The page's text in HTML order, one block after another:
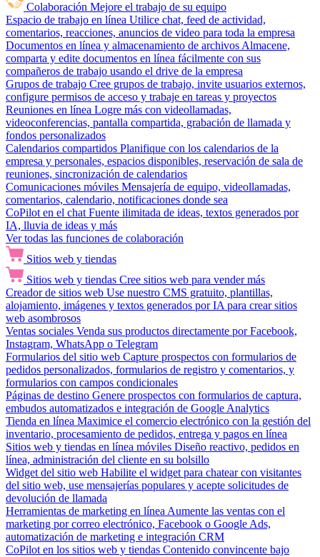
Colaboración Mejore el trabajo de su equipo
Espacio de trabajo en línea Utilice chat, feed de actividad,
comentarios, reacciones, anuncios de video para toda la empresa
Documentos en línea y almacenamiento de archivos Almacene,
comparta y edite documentos en línea fácilmente con sus
compañeros de trabajo usando el drive de la empresa
Grupos de trabajo Cree grupos de trabajo, invite usuarios externos,
configure permisos de acceso y trabaje en tareas y proyectos
Reuniones en línea Logre más con videollamadas,
videoconferencias, pantalla compartida, grabación de llamada y
fondos personalizados
Calendarios compartidos Planifique con los calendarios de la
empresa y personales, espacios disponibles, reservación de sala de
reuniones, sincronización de calendarios
Comunicaciones móviles Mensajería de equipo, videollamadas,
comentarios, calendario, notificaciones donde sea
CoPilot en el chat Fuente ilimitada de ideas, textos generados por
IA, lluvia de ideas y más
Ver todas las funciones de colaboración
Sitios web y tiendas
Sitios web y tiendas Cree sitios web para vender más
Creador de sitios web Use nuestro CMS gratuito, plantillas,
alojamiento, imágenes y textos generados por IA para crear sitios
web asombrosos
Ventas sociales Venda sus productos directamente por Facebook,
Instagram, WhatsApp o Telegram
Formularios del sitio web Capture prospectos con formularios de
pedidos personalizados, formularios de registro y comentarios, y
formularios con campos condicionales
Páginas de destino Genere prospectos con formularios de captura,
embudos automatizados e integración de Google Analytics
Tienda en línea Maximice el comercio electrónico con la gestión del
inventario, procesamiento de pedidos, entrega y pagos en línea
Sitios web y tiendas en línea móviles Diseño reactivo, pedidos en
línea, administración del cliente en su bolsillo
Widget del sitio web Habilite el widget para chatear con visitantes
del sitio web, use mensajerías populares y acepte solicitudes de
devolución de llamada
Herramientas de marketing en línea Aumente las ventas con el
marketing por correo electrónico, Facebook o Google Ads,
automatización de marketing e integración CRM
CoPilot en los sitios web y tiendas Contenido convincente bajo